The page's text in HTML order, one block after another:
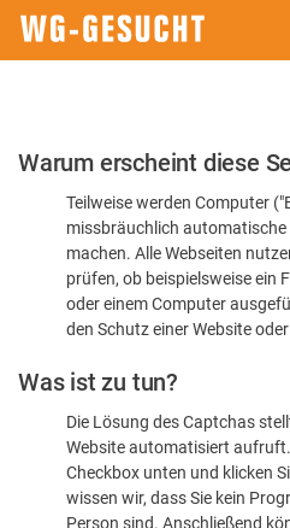
Bitte
dass
sind
Warum erscheint diese
Teilweise werden Computer
missbräuchlich automatische
machen. Alle Webseiten
prüfen, ob beispielsweise ein
oder einem Computer
den Schutz einer Website
Was ist zu tun?
Die Lösung des Captchas
Website automatisiert
Checkbox unten und klicken
wissen wir, dass Sie kein
Person sind. Anschließend